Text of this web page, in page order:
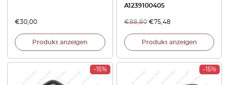
€30,00
Produkt anzeigen
A1239100405
€88,80 €75,48
Produkt anzeigen
-15% -15%